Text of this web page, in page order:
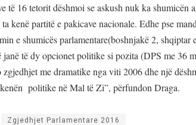
të 16 tetorit dëshmoi se askush nuk ka shumicën
kenë partitë e pakicave nacionale. Edhe pse
e shumicës parlamentare(boshnjakë 2,
janë të dy opcionet politike si pozita (DPS me 36
me dramatike nga viti 2006 dhe një
politike në Mal të Zi”, përfundon Draga.
Zgjedhjet Parlamentare 2016